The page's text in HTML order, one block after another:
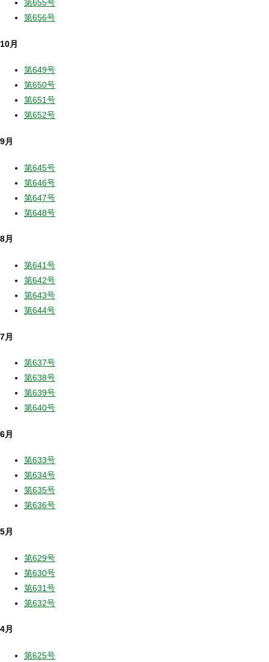
第655号
第656号
10月
第649号
第650号
第651号
第652号
9月
第645号
第646号
第647号
第648号
8月
第641号
第642号
第643号
第644号
7月
第637号
第638号
第639号
第640号
6月
第633号
第634号
第635号
第636号
5月
第629号
第630号
第631号
第632号
4月
第625号